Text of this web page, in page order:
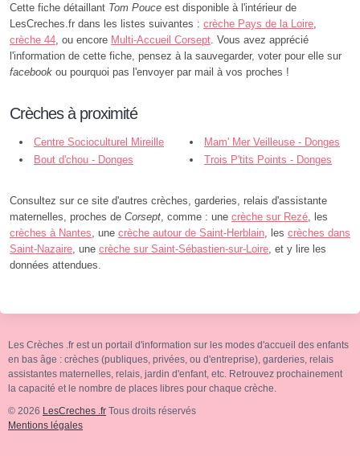
Cette fiche détaillant Tom Pouce est disponible à l'intérieur de
LesCreches.fr dans les listes suivantes : crèche Pays de la Loire
crèche 44 , ou encore Multi-Accueil Corsept . Vous avez apprécié
l'information de cette fiche, pensez à la sauvegarder, voter pour elle sur
facebook ou pourquoi pas l'envoyer par mail à vos proches !
Crèches à proximité
Centre Socioculturel Mireille
Moyon - Paimbœuf
Mam' Mer Veilleuse - Donges
Bout d'chou - Donges
Trois P'tits Points - Donges
Consultez sur ce site d'autres crèches, garderies, relais d'assistante
maternelles, proches de Corsept , comme : une crèche sur Rezé , les
crèches à Nantes , une crèche autour de Saint-Herblain , les crèches dans
Saint-Nazaire , une crèche sur Saint-Sébastien-sur-Loire , et y lire les
données attendues.
Les Crèches .fr est un portail d'information sur les modes d'accueil des enfants
en bas âge : crèches (publiques, privées, ou d'entreprise), garderies, relais
assistantes maternelles, relais, jardin d'enfant, etc. Retrouvez prochainement
la capacité et le nombre de places libres pour chaque crèche.
© 2026 LesCreches .fr Tous droits réservés
Mentions légales